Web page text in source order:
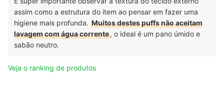
assim como a estrutura do item ao pensar em fazer uma
higiene mais profunda. Muitos destes puffs não aceitam
lavagem com água corrente, o ideal é um pano úmido e
sabão neutro.
Veja o ranking de produtos